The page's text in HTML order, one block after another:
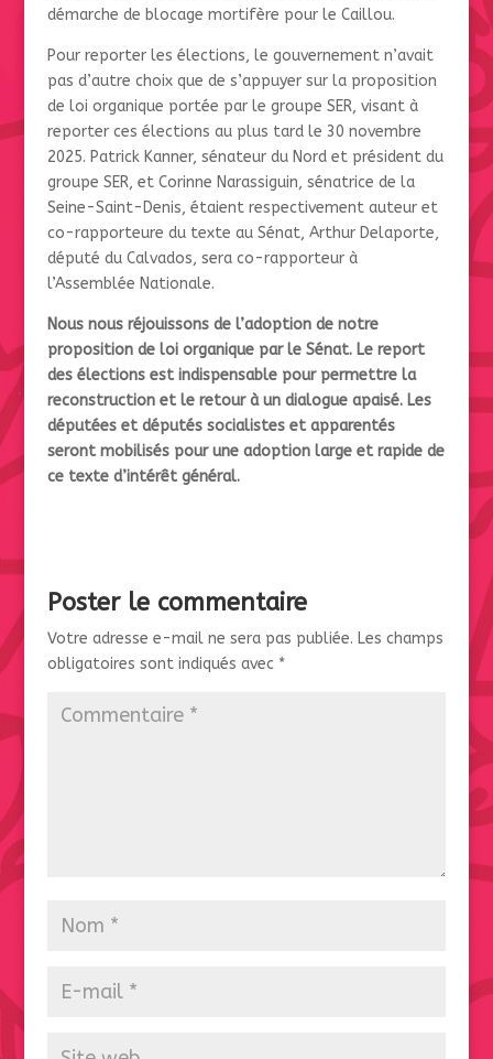
démarche de blocage mortifère pour le Caillou.
Pour reporter les élections, le gouvernement n’avait
pas d’autre choix que de s’appuyer sur la proposition
de loi organique portée par le groupe SER, visant à
reporter ces élections au plus tard le 30 novembre
2025. Patrick Kanner, sénateur du Nord et président du
groupe SER, et Corinne Narassiguin, sénatrice de la
Seine-Saint-Denis, étaient respectivement auteur et
co-rapporteure du texte au Sénat, Arthur Delaporte,
député du Calvados, sera co-rapporteur à
l’Assemblée Nationale.
Nous nous réjouissons de l’adoption de notre
proposition de loi organique par le Sénat. Le report
des élections est indispensable pour permettre la
reconstruction et le retour à un dialogue apaisé. Les
députées et députés socialistes et apparentés
seront mobilisés pour une adoption large et rapide de
ce texte d’intérêt général.
Poster le commentaire
Votre adresse e-mail ne sera pas publiée. Les champs
obligatoires sont indiqués avec *